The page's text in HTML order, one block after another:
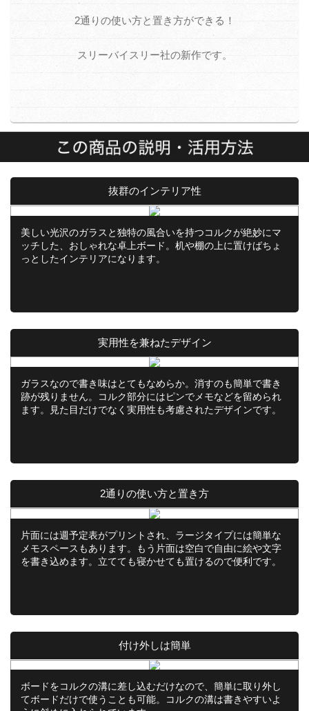
2通りの使い方と置き方ができる！
スリーバイスリー社の新作です。
抜群のインテリア性
美しい光沢のガラスと独特の風合いを持つコルクが絶妙にマ
ッチした、おしゃれな卓上ボード。机や棚の上に置けばちょ
っとしたインテリアになります。
実用性を兼ねたデザイン
ガラスなので書き味はとてもなめらか。消すのも簡単で書き
跡が残りません。コルク部分にはピンでメモなどを留められ
ます。見た目だけでなく実用性も考慮されたデザインです。
2通りの使い方と置き方
片面には週予定表がプリントされ、ラージタイプには簡単な
メモスペースもあります。もう片面は空白で自由に絵や文字
を書き込めます。立てても寝かせても置けるので便利です。
付け外しは簡単
ボードをコルクの溝に差し込むだけなので、簡単に取り外し
てボードだけで使うことも可能。コルクの溝は書きやすいよ